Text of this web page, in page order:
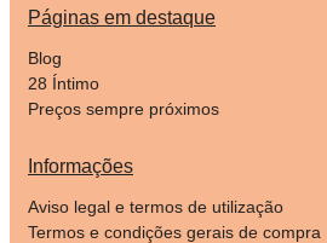
Páginas em destaque
Blog
28 Íntimo
Preços sempre próximos
Informações
Aviso legal e termos de utilização
Termos e condições gerais de compra